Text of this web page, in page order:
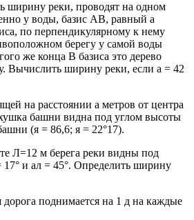
реки, проводят на одном
у воды, базис АВ, равный а
по перпендикулярному к нему
берегу у самой воды
же конца В базиса это дерево
Вычислить ширину реки, если а = 42
на расстоянии а метров от центра
башни видна под углом высоты
(я = 86,6; я = 22°17).
Л=12 м берега реки видны под
17° и ал = 45°. Определить ширину
поднимается на 1 д на каждые